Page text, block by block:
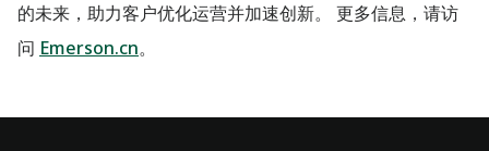
的未来，助力客户优化运营并加速创新。 更多信息，请访
问 Emerson.cn。